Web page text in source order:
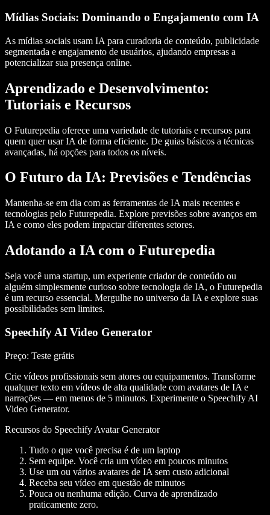
Mídias Sociais: Dominando o Engajamento com IA
As mídias sociais usam IA para curadoria de conteúdo, publicidade
segmentada e engajamento de usuários, ajudando empresas a
potencializar sua presença online.
Aprendizado e Desenvolvimento:
Tutoriais e Recursos
O Futurepedia oferece uma variedade de tutoriais e recursos para
quem querusar IA de forma eficiente. De guias básicos a técnicas
avançadas, há opções para todos os níveis.
O Futuro da IA: Previsões e Tendências
Mantenha-se em dia com as ferramentas de IA mais recentes e
tecnologias pelo Futurepedia. Explore previsões sobre avanços em
IA e como eles podem impactar diferentes setores.
Adotando a IA com o Futurepedia
Seja você uma startup, um experiente criador de conteúdo ou
alguém simplesmente curioso sobre tecnologia de IA, o Futurepedia
é um recurso essencial. Mergulhe no universo da IA e explore suas
possibilidades sem limites.
Speechify AI Video Generator
Preço: Teste grátis
Crie vídeos profissionais sem atores ou equipamentos. Transforme
qualquer texto em vídeos de alta qualidade com avatares de IA e
narrações — em menos de 5 minutos. Experimente o Speechify AI
Video Generator.
Recursos do Speechify Avatar Generator
Tudo o que você precisa é de um laptop
Sem equipe. Você cria um vídeo em poucos minutos
Use um ou vários avatares de IA sem custo adicional
Receba seu vídeo em questão de minutos
Pouca ou nenhuma edição. Curva de aprendizado
praticamente zero.